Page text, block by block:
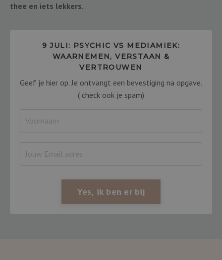
thee en iets lekkers.
9 JULI: PSYCHIC VS MEDIAMIEK:
WAARNEMEN, VERSTAAN &
VERTROUWEN
Geef je hier op. Je ontvangt een bevestiging na opgave.
( check ook je spam)
Yes, ik ben er bij